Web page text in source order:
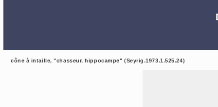
cône à intaille, "chasseur, hippocampe" (Seyrig.1973.1.525.24)